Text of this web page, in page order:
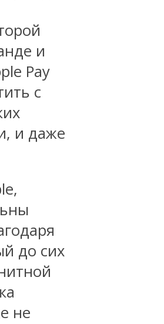
и
Pay
с
и даже
до сих
не